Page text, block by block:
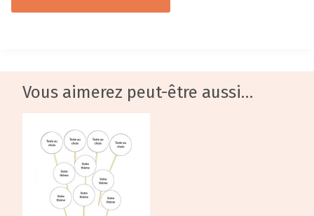
Vous aimerez peut-être aussi…